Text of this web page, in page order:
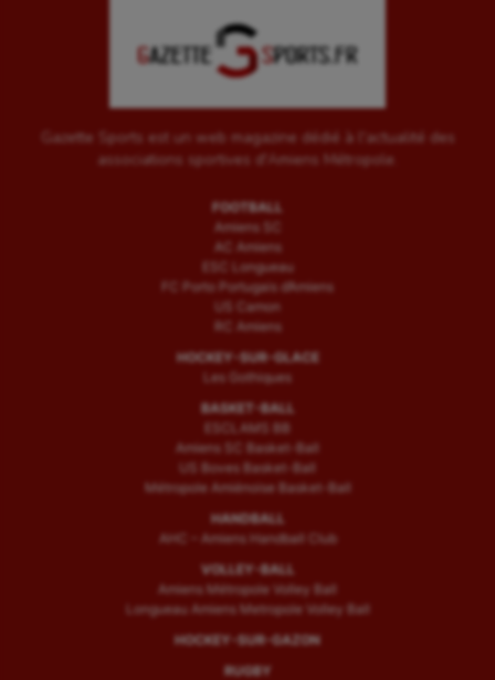
Gazette Sports est un web magazine dédié à l'actualité des
associations sportives d'Amiens Métropole.
FOOTBALL
Amiens SC
AC Amiens
ESC Longueau
FC Porto Portugais d’Amiens
US Camon
RC Amiens
HOCKEY-SUR-GLACE
Les Gothiques
BASKET-BALL
ESCLAMS BB
Amiens SC Basket-Ball
US Boves Basket-Ball
Métropole Amiénoise Basket-Ball
HANDBALL
AHC – Amiens Handball Club
VOLLEY-BALL
Amiens Métropole Volley Ball
Longueau Amiens Metropole Volley Ball
HOCKEY-SUR-GAZON
RUGBY